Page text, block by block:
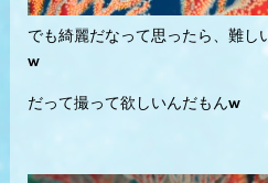
でも綺麗だなって思ったら、難し
w
だって撮って欲しいんだもんw